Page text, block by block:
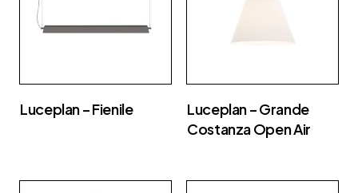
Luceplan – Fienile
Luceplan – Grande
Costanza Open Air